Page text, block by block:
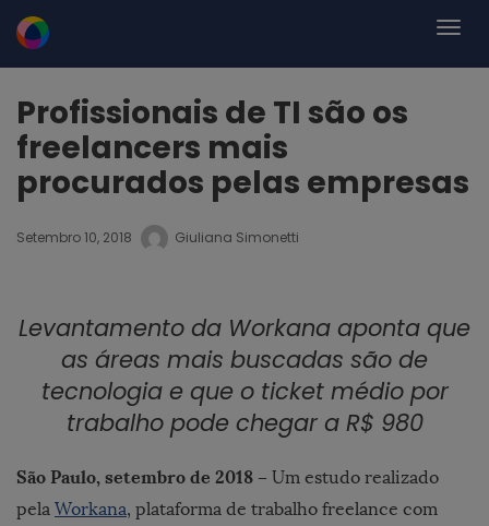
Profissionais de TI são os
freelancers mais
procurados pelas empresas
Setembro 10, 2018 Giuliana Simonetti
Levantamento da Workana aponta que
as áreas mais buscadas são de
tecnologia e que o ticket médio por
trabalho pode chegar a R$ 980
São Paulo, setembro de 2018 – Um estudo realizado
pela Workana, plataforma de trabalho freelance com